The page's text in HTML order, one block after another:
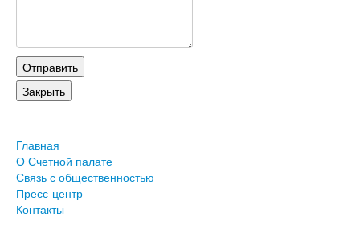
Главная
О Счетной палате
Связь с общественностью
Пресс-центр
Контакты